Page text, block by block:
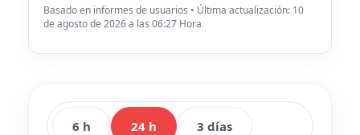
Basado en informes de usuarios • Última actualización: 10
de agosto de 2026 a las 06:27 Hora
6 h 24 h 3 días